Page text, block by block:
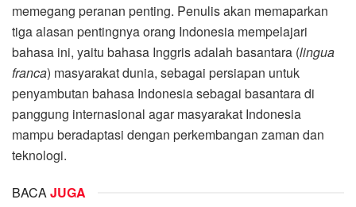
memegang peranan penting. Penulis akan memaparkan
tiga alasan pentingnya orang Indonesia mempelajari
bahasa ini, yaitu bahasa Inggris adalah basantara (lingua
franca) masyarakat dunia, sebagai persiapan untuk
penyambutan bahasa Indonesia sebagai basantara di
panggung internasional agar masyarakat Indonesia
mampu beradaptasi dengan perkembangan zaman dan
teknologi.
BACAJUGA